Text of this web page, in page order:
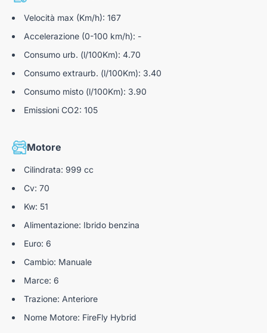
Velocità max (Km/h): 167
Accelerazione (0-100 km/h): -
Consumo urb. (l/100Km): 4.70
Consumo extraurb. (l/100Km): 3.40
Consumo misto (l/100Km): 3.90
Emissioni CO2: 105
Motore
Cilindrata: 999 cc
Cv: 70
Kw: 51
Alimentazione: Ibrido benzina
Euro: 6
Cambio: Manuale
Marce: 6
Trazione: Anteriore
Nome Motore: FireFly Hybrid